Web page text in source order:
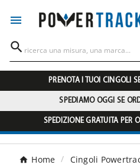


PRENOTA I TUOI CINGOLI
SPEDIAMO OGGI SE
SPEDIZIONE GRATUITA PER
Home Cingoli